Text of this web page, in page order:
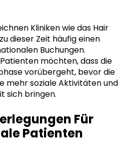
Kliniken wie das Hair
dieser Zeit häufig einen
Buchungen.
möchten, dass die
vorübergeht, bevor die
mehr soziale Aktivitäten und
sich bringen.
Für
Patienten